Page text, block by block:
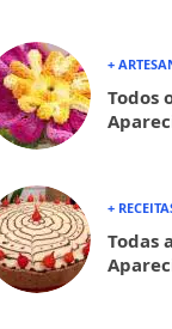
+
Todos
+
Todas